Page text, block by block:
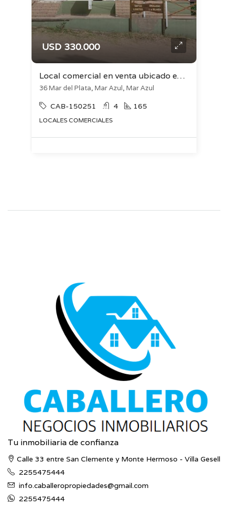
USD 330.000
Local comercial en venta ubicado en Mar Azul
36 Mar del Plata, Mar Azul, Mar Azul
CAB-150251 4 165
LOCALES COMERCIALES
Tu inmobiliaria de confianza
Calle 33 entre San Clemente y Monte Hermoso - Villa Gesell
2255475444
info.caballeropropiedades@gmail.com
2255475444